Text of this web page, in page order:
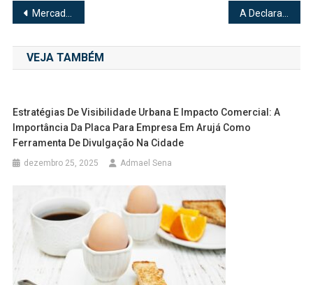
Navegação
de
Post
Mercado de Brinquedos Brasileiro: Análise e Tendências para 2024
VEJA TAMBÉM
Estratégias De Visibilidade Urbana E Impacto Comercial: A
Importância Da Placa Para Empresa Em Arujá Como
Ferramenta De Divulgação Na Cidade
dezembro 25, 2025 Admael Sena